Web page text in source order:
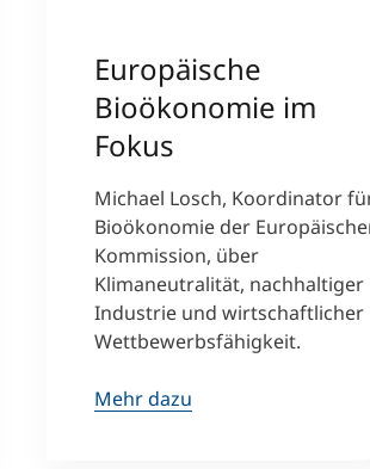
Europäische
Bioökonomie im
Fokus
Michael Losch, Koordinator
Bioökonomie der
Kommission, über
Klimaneutralität, nachhaltiger
Industrie und wirtschaftlicher
Wettbewerbsfähigkeit.
Mehr dazu